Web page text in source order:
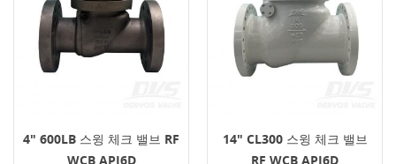
4" 600LB 스윙 체크 밸브 RF
WCB API6D
14" CL300 스윙 체크 밸브
RF WCB API6D